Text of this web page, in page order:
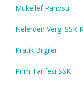
Mükellef Panosu
Nelerden Vergi SSK
Pratik Bilgiler
Prim Tarifesi SSK